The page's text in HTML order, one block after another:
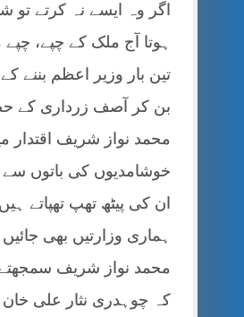
اگر وہ ایسے نہ کرتے تو
ہوتا آج ملک کے چپے،
تین بار وزیر اعظم بننے
بن کر آصف زرداری کے
محمد نواز شریف اقتدار
خوشامدیوں کی باتوں
ان کی پیٹھ تھپ تھپاتے
ہماری وزارتیں بھی
محمد نواز شریف
کہ چوہدری نثار علی